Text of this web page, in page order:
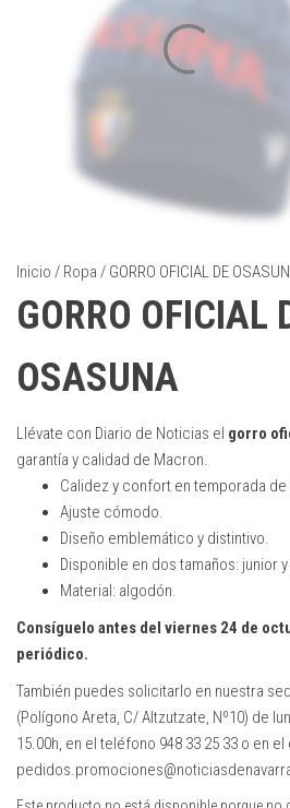
Inicio / Ropa / GORRO OFICIAL DE
GORRO OFICIAL
OSASUNA
Llévate con Diario de Noticias el gorro
garantía y calidad de Macron.
Calidez y confort en temporada
Ajuste cómodo.
Diseño emblemático y distintivo.
Disponible en dos tamaños: junior
Material: algodón.
Consíguelo antes del viernes 24 de
periódico.
También puedes solicitarlo en nuestra
(Polígono Areta, C/ Altzutzate, Nº10) de
15.00h, en el teléfono 948 33 25 33 o en el